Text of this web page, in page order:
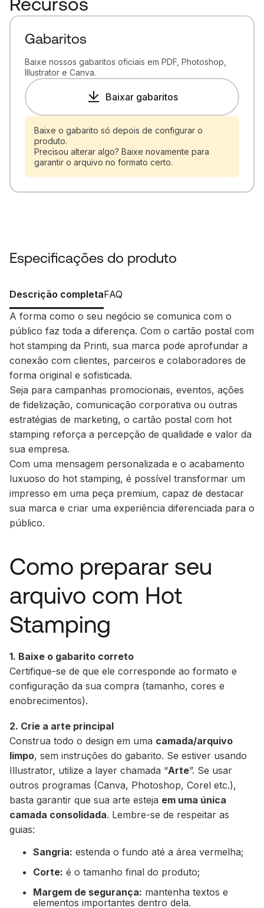
Gabaritos
Baixe nossos gabaritos oficiais em PDF, Photoshop,
Illustrator e Canva.
Baixar gabaritos
Baixe o gabarito só depois de configurar o
produto.
Precisou alterar algo? Baixe novamente para
garantir o arquivo no formato certo.
Especificações do produto
Descrição completaFAQ
A forma como o seu negócio se comunica com o
público faz toda a diferença. Com o cartão postal com
hot stamping da Printi, sua marca pode aprofundar a
conexão com clientes, parceiros e colaboradores de
forma original e sofisticada.
Seja para campanhas promocionais, eventos, ações
de fidelização, comunicação corporativa ou outras
estratégias de marketing, o cartão postal com hot
stamping reforça a percepção de qualidade e valor da
sua empresa.
Com uma mensagem personalizada e o acabamento
luxuoso do hot stamping, é possível transformar um
impresso em uma peça premium, capaz de destacar
sua marca e criar uma experiência diferenciada para o
público.
Como preparar seu
arquivo com Hot
Stamping
1. Baixe o gabarito correto
Certifique-se de que ele corresponde ao formato e
configuração da sua compra (tamanho, cores e
enobrecimentos).
2. Crie a arte principal
Construa todo o design em uma camada/arquivo
limpo, sem instruções do gabarito. Se estiver usando
Illustrator, utilize a layer chamada “Arte”. Se usar
outros programas (Canva, Photoshop, Corel etc.),
basta garantir que sua arte esteja em uma única
camada consolidada. Lembre-se de respeitar as
guias:
Sangria: estenda o fundo até a área vermelha;
Corte: é o tamanho final do produto;
Margem de segurança: mantenha textos e
elementos importantes dentro dela.